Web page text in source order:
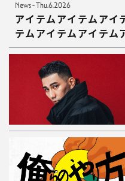
News - Thu.6.2026
アイテムアイテムアイ
テムアイテムアイテム